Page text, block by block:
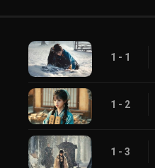
1 - 1
1 - 2
1 - 3